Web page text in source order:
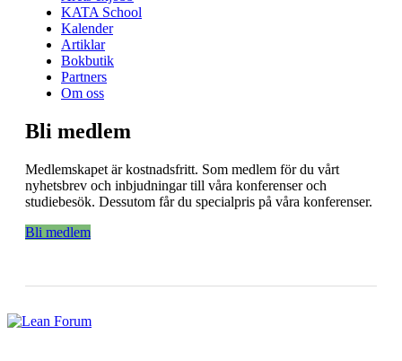
KATA School
Kalender
Artiklar
Bokbutik
Partners
Om oss
Bli medlem
Medlemskapet är kostnadsfritt. Som medlem för du vårt
nyhetsbrev och inbjudningar till våra konferenser och
studiebesök. Dessutom får du specialpris på våra konferenser.
Bli medlem